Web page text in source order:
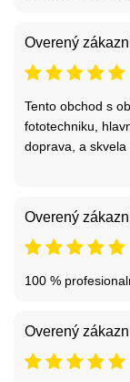
Overený
Tento obchod s
fototechniku,
doprava, a
Overený
100 %
Overený